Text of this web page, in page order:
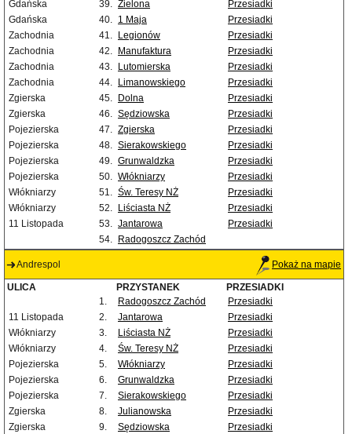
Gdańska
39. Zielona
Przesiadki
Gdańska
40. 1 Maja
Przesiadki
Zachodnia
41. Legionów
Przesiadki
Zachodnia
42. Manufaktura
Przesiadki
Zachodnia
43. Lutomierska
Przesiadki
Zachodnia
44. Limanowskiego
Przesiadki
Zgierska
45. Dolna
Przesiadki
Zgierska
46. Sędziowska
Przesiadki
Pojezierska
47. Zgierska
Przesiadki
Pojezierska
48. Sierakowskiego
Przesiadki
Pojezierska
49. Grunwaldzka
Przesiadki
Pojezierska
50. Włókniarzy
Przesiadki
Włókniarzy
51. Św. Teresy NŻ
Przesiadki
Włókniarzy
52. Liściasta NŻ
Przesiadki
11 Listopada
53. Jantarowa
Przesiadki
54.
Radogoszcz Zachód
Andrespol Pokaż na mapie
ULICA PRZYSTANEK
PRZESIADKI
1.
Radogoszcz Zachód
Przesiadki
11 Listopada
2. Jantarowa
Przesiadki
Włókniarzy
3. Liściasta NŻ
Przesiadki
Włókniarzy
4. Św. Teresy NŻ
Przesiadki
Pojezierska
5. Włókniarzy
Przesiadki
Pojezierska
6. Grunwaldzka
Przesiadki
Pojezierska
7. Sierakowskiego
Przesiadki
Zgierska
8. Julianowska
Przesiadki
Zgierska
9. Sędziowska
Przesiadki